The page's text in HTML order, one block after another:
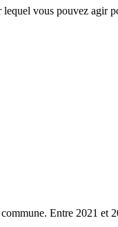
vous pouvez agir
Entre 2021 et